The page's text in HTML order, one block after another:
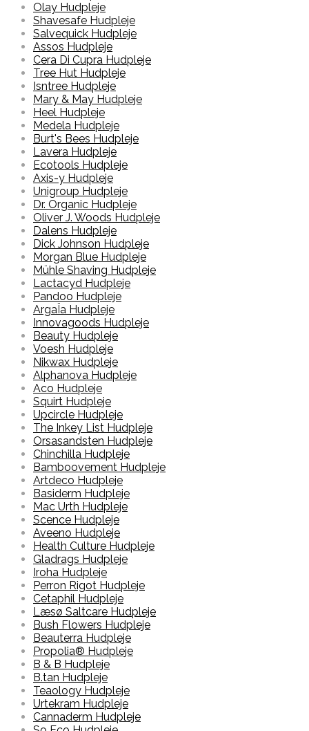
Olay Hudpleje
Shavesafe Hudpleje
Salvequick Hudpleje
Assos Hudpleje
Cera Di Cupra Hudpleje
Tree Hut Hudpleje
Isntree Hudpleje
Mary & May Hudpleje
Heel Hudpleje
Medela Hudpleje
Burt's Bees Hudpleje
Lavera Hudpleje
Ecotools Hudpleje
Axis-y Hudpleje
Unigroup Hudpleje
Dr. Organic Hudpleje
Oliver J. Woods Hudpleje
Dalens Hudpleje
Dick Johnson Hudpleje
Morgan Blue Hudpleje
Mühle Shaving Hudpleje
Lactacyd Hudpleje
Pandoo Hudpleje
ArgaÏa Hudpleje
Innovagoods Hudpleje
Beauty Hudpleje
Voesh Hudpleje
Nikwax Hudpleje
Alphanova Hudpleje
Aco Hudpleje
Squirt Hudpleje
Upcircle Hudpleje
The Inkey List Hudpleje
Orsasandsten Hudpleje
Chinchilla Hudpleje
Bamboovement Hudpleje
Artdeco Hudpleje
Basiderm Hudpleje
Mac Urth Hudpleje
Scence Hudpleje
Aveeno Hudpleje
Health Culture Hudpleje
Gladrags Hudpleje
Iroha Hudpleje
Perron Rigot Hudpleje
Cetaphil Hudpleje
Læsø Saltcare Hudpleje
Bush Flowers Hudpleje
Beauterra Hudpleje
Propolia® Hudpleje
B & B Hudpleje
B.tan Hudpleje
Teaology Hudpleje
Urtekram Hudpleje
Cannaderm Hudpleje